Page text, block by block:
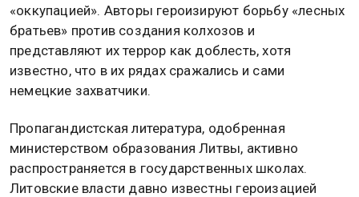
«оккупацией». Авторы героизируют борьбу «лесных
братьев» против создания колхозов и
представляют их террор как доблесть, хотя
известно, что в их рядах сражались и сами
немецкие захватчики.
Пропагандистская литература, одобренная
министерством образования Литвы, активно
распространяется в государственных школах.
Литовские власти давно известны героизацией